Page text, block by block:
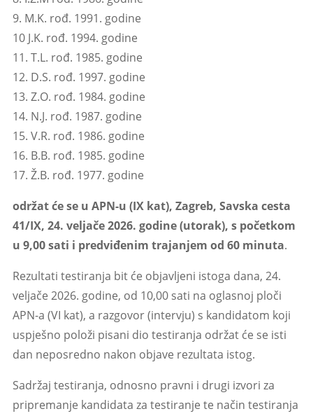
9. M.K. rođ. 1991. godine
10 J.K. rođ. 1994. godine
11. T.L. rođ. 1985. godine
12. D.S. rođ. 1997. godine
13. Z.O. rođ. 1984. godine
14. N.J. rođ. 1987. godine
15. V.R. rođ. 1986. godine
16. B.B. rođ. 1985. godine
17. Ž.B. rođ. 1977. godine
održat će se u APN-u (IX kat), Zagreb, Savska cesta
41/IX, 24. veljače 2026. godine (utorak), s početkom
u 9,00 sati i predviđenim trajanjem od 60 minuta.
Rezultati testiranja bit će objavljeni istoga dana, 24.
veljače 2026. godine, od 10,00 sati na oglasnoj ploči
APN-a (VI kat), a razgovor (intervju) s kandidatom koji
uspješno položi pisani dio testiranja održat će se isti
dan neposredno nakon objave rezultata istog.
Sadržaj testiranja, odnosno pravni i drugi izvori za
pripremanje kandidata za testiranje te način testiranja